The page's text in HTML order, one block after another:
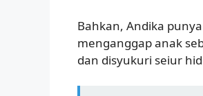
Bahkan, Andika
menganggap anak
dan disyukuri seiur